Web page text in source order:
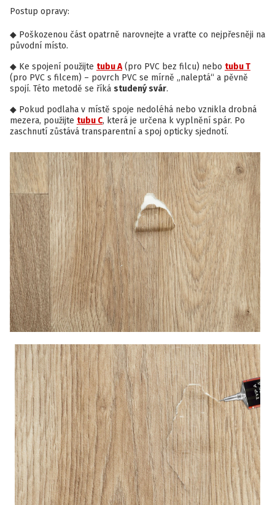
Postup opravy:
Poškozenou část opatrně narovnejte a vraťte co nejpřesněji na
původní místo.
Ke spojení použijte tubu A(pro PVC bez filcu) nebo tubu T
(pro PVC s filcem) – povrch PVC se mírně „naleptá“ a pěvně
spojí. Této metodě se říká studený svár.
Pokud podlaha v místě spoje nedoléhá nebo vznikla drobná
mezera, použijte tubu C, která je určena k vyplnění spár. Po
zaschnutí zůstává transparentní a spoj opticky sjednotí.